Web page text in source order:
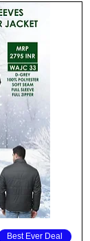
Best Ever Deal